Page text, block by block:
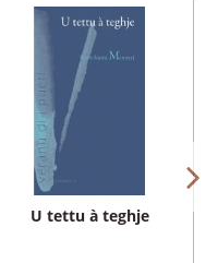
U tettu à teghje